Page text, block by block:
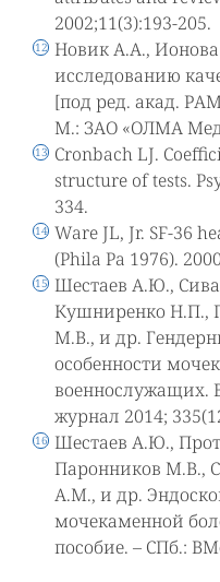
2002;11(3):193-205.
Новик А.А.,
исследованию
[под ред. акад.
М.: ЗАО «ОЛМА
Cronbach LJ.
structure of tests.
334.
Ware JL, Jr. SF-36
(Phila Pa 1976).
Шестаев А.Ю.,
Кушниренко Н.П.,
М.В., и др.
особенности
военнослужащих.
журнал 2014;
Шестаев А.Ю.,
Паронников М.В.,
А.М., и др.
мочекаменной
пособие. – СПб.: